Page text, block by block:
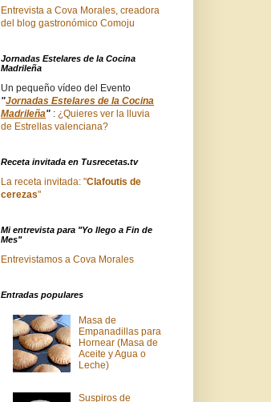
Entrevista a Cova Morales, creadora
del blog gastronómico Comoju
Jornadas Estelares de la Cocina
Madrileña
Un pequeño vídeo del Evento
"Jornadas Estelares de la Cocina
Madrileña" : ¿Quieres ver la lluvia
de Estrellas valenciana?
Receta invitada en Tusrecetas.tv
La receta invitada: "Clafoutis de
cerezas"
Mi entrevista para "Yo llego a Fin de
Mes"
Entrevistamos a Cova Morales
Entradas populares
Masa de
Empanadillas para
Hornear (Masa de
Aceite y Agua o
Leche)
Suspiros de